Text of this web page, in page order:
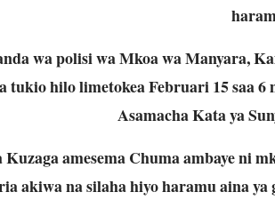
wa polisi wa Mkoa wa Manyara,
tukio hilo limetokea Februari 15 saa
Asamacha Kata ya
amesema Chuma ambaye ni
akiwa na silaha hiyo haramu aina